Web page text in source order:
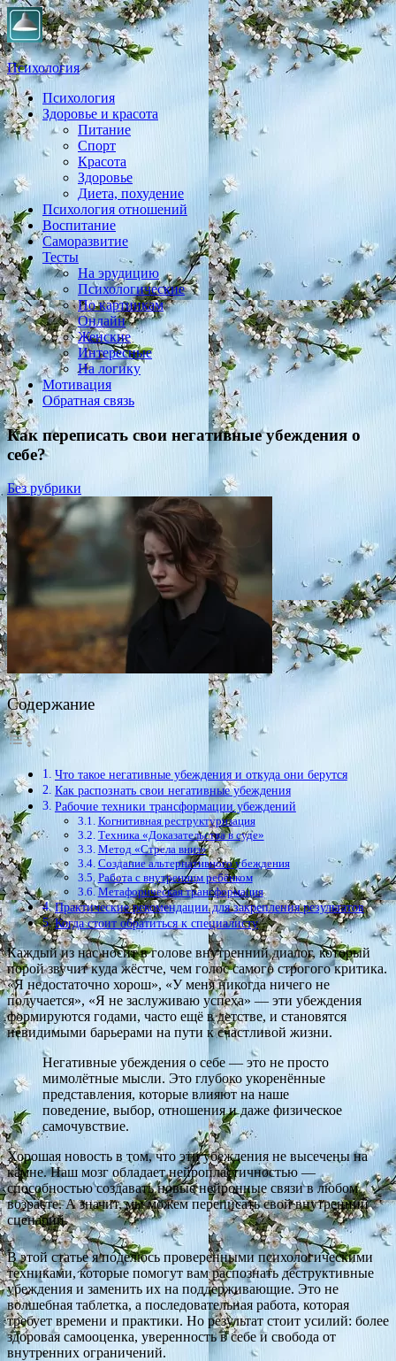
Психология
Практическая психология, личностный рост, экология,
здоровье, воспитание,
Психология
Здоровье и красота
Питание
Спорт
Красота
Здоровье
Диета, похудение
Психология отношений
Воспитание
Саморазвитие
Тесты
На эрудицию
Психологические
По картинкам
Онлайн
Женские
Интересные
На логику
Мотивация
Обратная связь
Как переписать свои негативные убеждения о
себе?
Без рубрики
Содержание
Что такое негативные убеждения и откуда они берутся
Как распознать свои негативные убеждения
Рабочие техники трансформации убеждений
Когнитивная реструктуризация
Техника «Доказательства в суде»
Метод «Стрела вниз»
Создание альтернативного убеждения
Работа с внутренним ребёнком
Метафорическая трансформация
Практические рекомендации для закрепления результатов
Когда стоит обратиться к специалисту
Каждый из нас носит в голове внутренний диалог, который
порой звучит куда жёстче, чем голос самого строгого критика.
«Я недостаточно хорош», «У меня никогда ничего не
получается», «Я не заслуживаю успеха» — эти убеждения
формируются годами, часто ещё в детстве, и становятся
невидимыми барьерами на пути к счастливой жизни.
Негативные убеждения о себе — это не просто
мимолётные мысли. Это глубоко укоренённые
представления, которые влияют на наше
поведение, выбор, отношения и даже физическое
самочувствие.
Хорошая новость в том, что эти убеждения не высечены на
камне. Наш мозг обладает нейропластичностью —
способностью создавать новые нейронные связи в любом
возрасте. А значит, мы можем переписать свой внутренний
сценарий.
В этой статье я поделюсь проверенными психологическими
техниками, которые помогут вам распознать деструктивные
убеждения и заменить их на поддерживающие. Это не
волшебная таблетка, а последовательная работа, которая
требует времени и практики. Но результат стоит усилий: более
здоровая самооценка, уверенность в себе и свобода от
внутренних ограничений.